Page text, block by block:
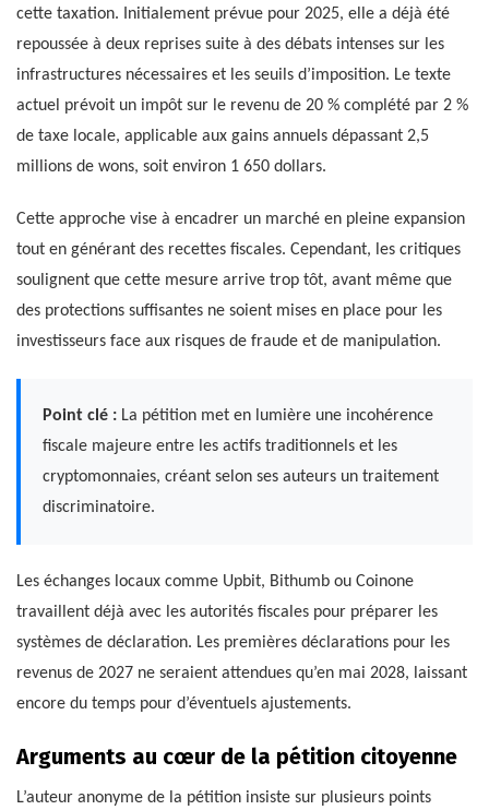
cette taxation. Initialement prévue pour 2025, elle a déjà été
repoussée à deux reprises suite à des débats intenses sur les
infrastructures nécessaires et les seuils d’imposition. Le texte
actuel prévoit un impôt sur le revenu de 20 % complété par 2 %
de taxe locale, applicable aux gains annuels dépassant 2,5
millions de wons, soit environ 1 650 dollars.
Cette approche vise à encadrer un marché en pleine expansion
tout en générant des recettes fiscales. Cependant, les critiques
soulignent que cette mesure arrive trop tôt, avant même que
des protections suffisantes ne soient mises en place pour les
investisseurs face aux risques de fraude et de manipulation.
Point clé : La pétition met en lumière une incohérence
fiscale majeure entre les actifs traditionnels et les
cryptomonnaies, créant selon ses auteurs un traitement
discriminatoire.
Les échanges locaux comme Upbit, Bithumb ou Coinone
travaillent déjà avec les autorités fiscales pour préparer les
systèmes de déclaration. Les premières déclarations pour les
revenus de 2027 ne seraient attendues qu’en mai 2028, laissant
encore du temps pour d’éventuels ajustements.
Arguments au cœur de la pétition citoyenne
L’auteur anonyme de la pétition insiste sur plusieurs points